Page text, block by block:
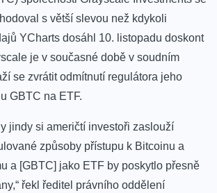
s větší slevou než kdykoli
YCharts dosáhl 10. listopadu doskont
je v současné době v soudním
se zvrátit odmítnutí regulátora jeho
GBTC na ETF.
jindy si američtí investoři zaslouží
způsoby přístupu k Bitcoinu a
a [GBTC] jako ETF by poskytlo přesně
řekl ředitel právního oddělení